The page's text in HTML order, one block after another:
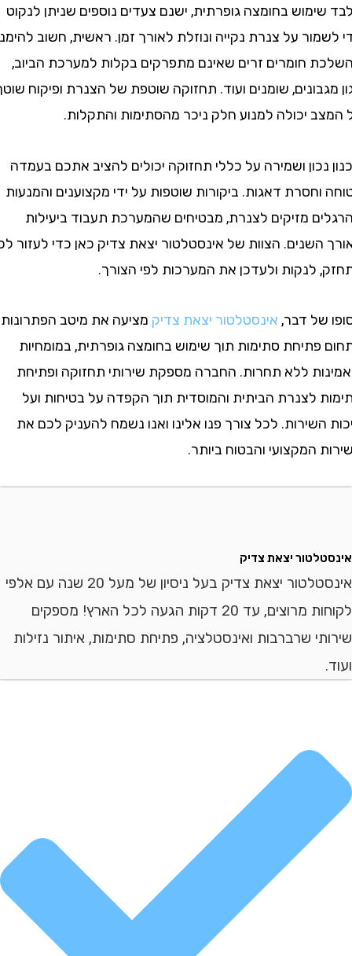
בחומצה גופרתית, ישנם צעדים נוספים שניתן לנקוט
על צנרת נקייה ונוזלת לאורך זמן. ראשית, חשוב להימנע
חומרים זרים שאינם מתפרקים בקלות למערכת הביוב,
שומנים ועוד. תחזוקה שוטפת של הצנרת ופיקוח שוטף
יכולה למנוע חלק ניכר מהסתימות והתקלות.
ושמירה על כללי תחזוקה יכולים להציב אתכם בעמדה
דאגות. ביקורות שוטפות על ידי מקצוענים והמנעות
מזיקים לצנרת, מבטיחים שהמערכת תעבוד ביעילות
הצוות של אינסטלטור יצאת צדיק כאן כדי לעזור לכם
לנקות ולעדכן את המערכות לפי הצורך.
דבר,אינסטלטור יצאת צדיק מציעה את מיטב הפתרונות
סתימות תוך שימוש בחומצה גופרתית, במומחיות
ללא תחרות. החברה מספקת שירותי תחזוקה ופתיחת
לצנרת הביתית והמוסדית תוך הקפדה על בטיחות ועל
לכל צורך פנו אלינו ואנו נשמח להעניק לכם את
המקצועי והבטוח ביותר.
יצאת צדיק
אינסטלטור יצאת צדיק בעל ניסיון של מעל 20 שנה עם אלפי
לקוחות מרוצים, עד 20 דקות הגעה לכל הארץ! מספקים
שרברבות ואינסטלציה, פתיחת סתימות, איתור נזילות